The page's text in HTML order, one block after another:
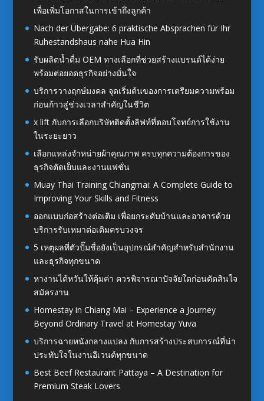
เพื่อเพิ่มโอกาสในการเข้าถึงลูกค้า
Nach der Übergabe: 6 praktische Absprachen für Ihr
Ruhestandshaus nahe Hua Hin
รับผลิตน้ำดื่ม OEM ทางเลือกที่ช่วยสร้างแบรนด์ได้ง่าย
พร้อมต่อยอดธุรกิจอย่างมั่นใจ
บริการวางฤกษ์มงคล จุดเริ่มต้นของการเตรียมความพร้อม
ก่อนก้าวสู่ช่วงเวลาสำคัญในชีวิต
x lift กับการเลือกบริษัทติดตั้งลิฟท์ที่ตอบโจทย์การใช้งาน
ในระยะยาว
เลือกแหล่งจำหน่ายผ้าคุณภาพ ครบทุกความต้องการของ
ธุรกิจตัดเย็บและงานแฟชั่น
Muay Thai Training Chiangmai: A Complete Guide to
Improving Your Skills and Fitness
ออกแบบก่อสร้างต่อเติม เพื่อยกระดับบ้านและอาคารด้วย
บริการรับเหมาต่อเติมครบวงจร
5 เหตุผลที่ตัวปั๊มชื่อยังเป็นอุปกรณ์สำคัญสำหรับสำนักงาน
และธุรกิจทุกขนาด
หางานไต้หวันให้คุ้มค่า ควรพิจารณาปัจจัยใดก่อนตัดสินใจ
สมัครงาน
Homestay in Chiang Mai – Experience a Journey
Beyond Ordinary Travel at Homestay Yuva
บริการฉายหนังกลางแปลง กับการสร้างประสบการณ์ที่น่า
ประทับใจในงานอีเวนต์ทุกขนาด
Best Beef Restaurant Pattaya – A Destination for
Premium Steak Lovers